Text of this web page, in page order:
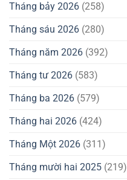
Tháng bảy 2026 (258)
Tháng sáu 2026 (280)
Tháng năm 2026 (392)
Tháng tư 2026 (583)
Tháng ba 2026 (579)
Tháng hai 2026 (424)
Tháng Một 2026 (311)
Tháng mười hai 2025 (219)